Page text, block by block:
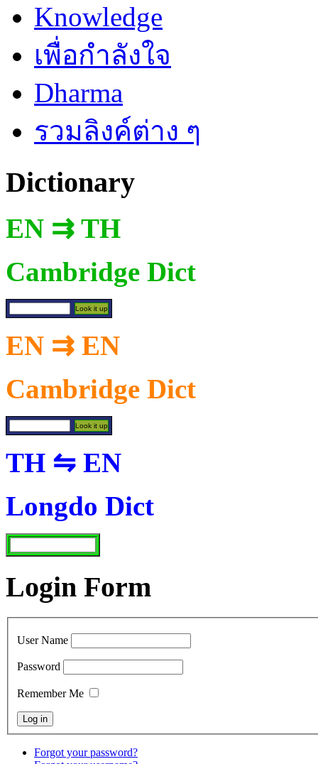
Knowledge
เพื่อกำลังใจ
Dharma
รวมลิงค์ต่าง ๆ
Dictionary
EN ⇉ TH
Cambridge Dict
EN ⇉ EN
Cambridge Dict
TH ⇋ EN
Longdo Dict
Login Form
User Name
Password
Remember Me
Forgot your password?